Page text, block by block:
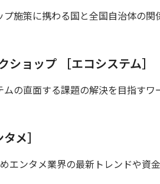
施策に携わる国と全国自治体の関
ョップ ［エコシステム］
の直面する課題の解決を目指すワ
メ］
エンタメ業界の最新トレンドや資